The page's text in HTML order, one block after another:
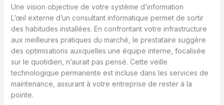
Une vision objective de votre système d’information
L’œil externe d’un consultant informatique permet de sortir
des habitudes installées. En confrontant votre infrastructure
aux meilleures pratiques du marché, le prestataire suggère
des optimisations auxquelles une équipe interne, focalisée
sur le quotidien, n’aurait pas pensé. Cette veille
technologique permanente est incluse dans les services de
maintenance, assurant à votre entreprise de rester à la
pointe.